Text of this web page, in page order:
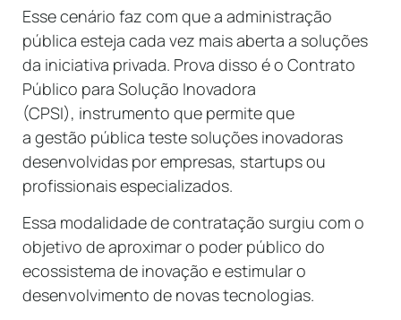
Esse cenário faz com que a administração
pública esteja cada vez mais aberta a soluções
da iniciativa privada. Prova disso é o Contrato
Público para Solução Inovadora
(CPSI), instrumento que permite que
a gestão pública teste soluções inovadoras
desenvolvidas por empresas, startups ou
profissionais especializados.
Essa modalidade de contratação surgiu com o
objetivo de aproximar o poder público do
ecossistema de inovação e estimular o
desenvolvimento de novas tecnologias.